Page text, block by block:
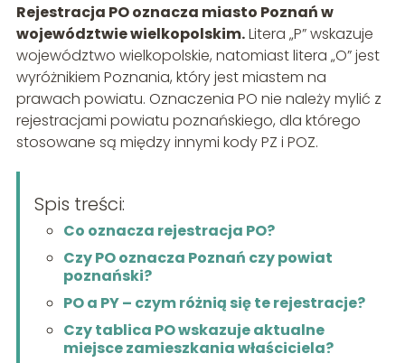
Rejestracja PO oznacza miasto Poznań w
województwie wielkopolskim.Litera „P” wskazuje
województwo wielkopolskie, natomiast litera „O” jest
wyróżnikiem Poznania, który jest miastem na
prawach powiatu. Oznaczenia PO nie należy mylić z
rejestracjami powiatu poznańskiego, dla którego
stosowane są między innymi kody PZ i POZ.
Spis treści:
Co oznacza rejestracja PO?
Czy PO oznacza Poznań czy powiat
poznański?
PO a PY – czym różnią się te rejestracje?
Czy tablica PO wskazuje aktualne
miejsce zamieszkania właściciela?